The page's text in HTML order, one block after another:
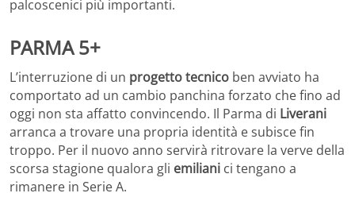
palcoscenici più importanti.
PARMA 5+
L’interruzione di un progetto tecnico ben avviato ha
comportato ad un cambio panchina forzato che fino ad
oggi non sta affatto convincendo. Il Parma di Liverani
arranca a trovare una propria identità e subisce fin
troppo. Per il nuovo anno servirà ritrovare la verve della
scorsa stagione qualora gli emiliani ci tengano a
rimanere in Serie A.